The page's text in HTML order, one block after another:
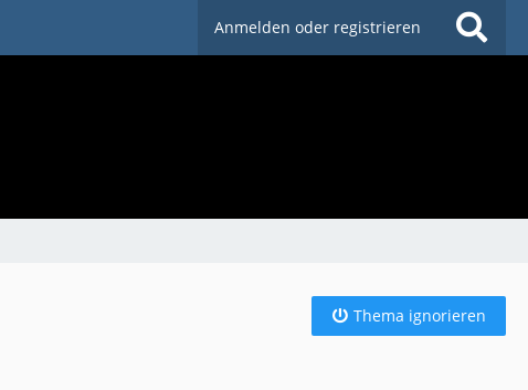
Anmelden oder registrieren
Thema ignorieren